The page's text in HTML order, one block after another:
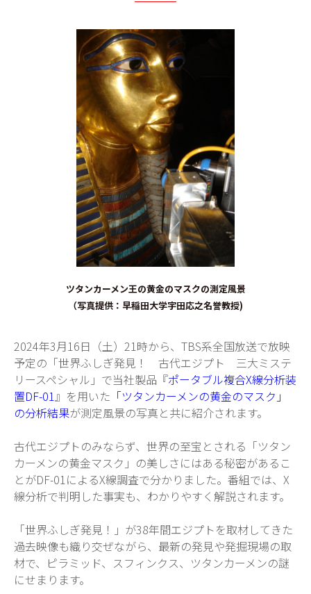
ツタンカーメン王の黄金のマスクの測定風景
（写真提供：早稲田大学宇田応之名誉教授)
2024年3月16日（土）21時から、TBS系全国放送で放映
予定の「世界ふしぎ発見！ 古代エジプト 三大ミステ
リースペシャル」で当社製品『ポータブル複合X線分析装
置DF-01』を用いた 「ツタンカーメンの黄金のマスク」
の分析結果が測定風景の写真と共に紹介されます。
古代エジプトのみならず、世界の至宝とされる「ツタン
カーメンの黄金マスク」の美しさにはある秘密があるこ
とがDF-01によるX線調査で分かりました。番組では、X
線分析で判明した事実も、わかりやすく解説されます。
「世界ふしぎ発見！」が38年間エジプトを取材してきた
過去映像も織り交ぜながら、最新の発見や発掘現場の取
材で、ピラミッド、スフィンクス、ツタンカーメンの謎
にせまります。